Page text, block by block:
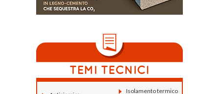
Isolamento termico